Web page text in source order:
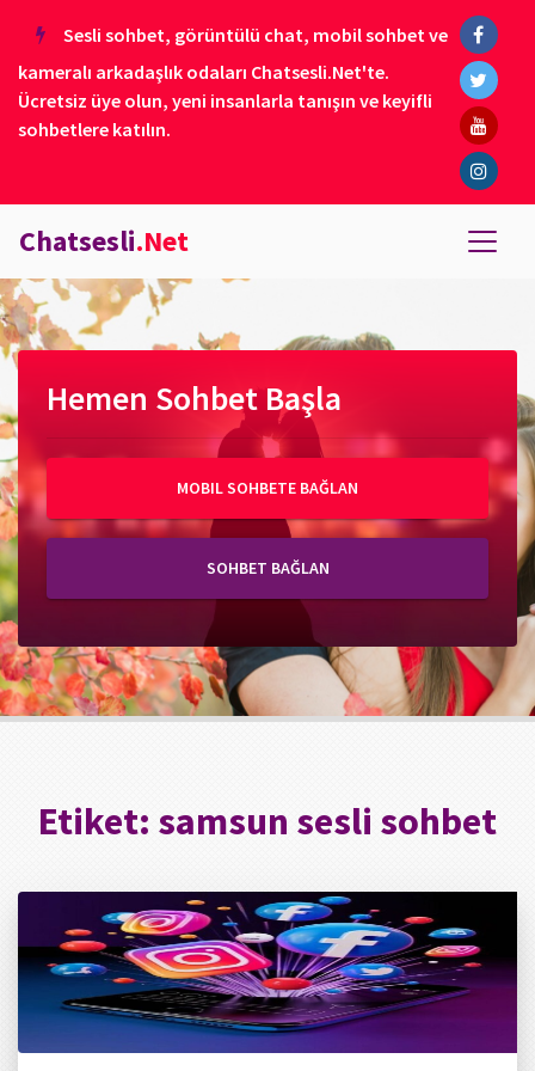
Sesli sohbet, görüntülü chat, mobil sohbet ve
kameralı arkadaşlık odaları Chatsesli.Net'te.
Ücretsiz üye olun, yeni insanlarla tanışın ve keyifli
sohbetlere katılın.
Chatsesli.Net
Hemen Sohbet Başla
MOBIL SOHBETE BAĞLAN
SOHBET BAĞLAN
Etiket: samsun sesli sohbet